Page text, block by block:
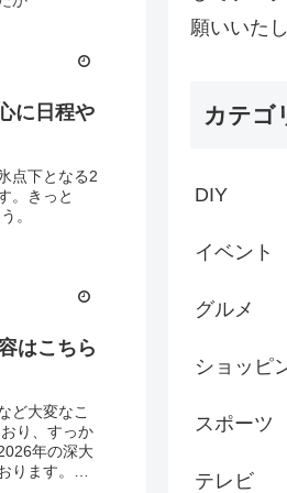
に日程や
点下となる2
。きっと
。
はこちら
ど大変なこ
り、すっか
年の深大
ります。ご
願いいた
カテゴ
DIY
イベント
グルメ
ショッピ
スポーツ
テレビ